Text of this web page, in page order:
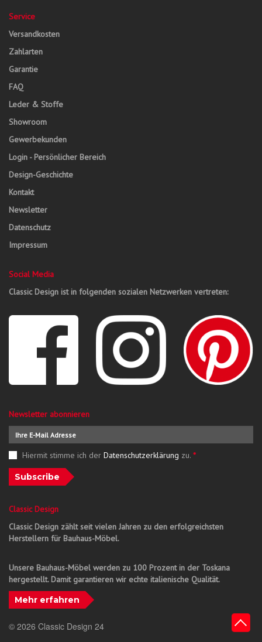
Service
Versandkosten
Zahlarten
Garantie
FAQ
Leder & Stoffe
Showroom
Gewerbekunden
Login - Persönlicher Bereich
Design-Geschichte
Kontakt
Newsletter
Datenschutz
Impressum
Social Media
Classic Design ist in folgenden sozialen Netzwerken vertreten:
Newsletter abonnieren
Hiermit stimme ich der Datenschutzerklärung zu. *
Subscribe
Classic Design
Classic Design zählt seit vielen Jahren zu den erfolgreichsten
Herstellern für Bauhaus-Möbel.
Unsere Bauhaus-Möbel werden zu 100 Prozent in der Toskana
hergestellt. Damit garantieren wir echte italienische Qualität.
Mehr erfahren
© 2026 Classic Design 24